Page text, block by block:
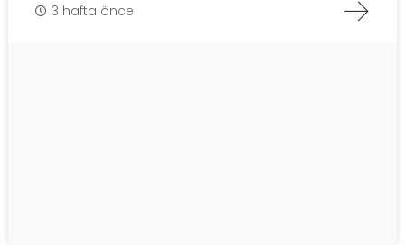
3 hafta önce